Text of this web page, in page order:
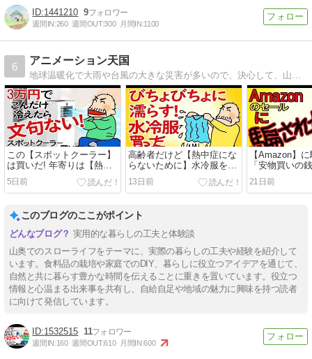
1441210 9
週間IN:260 週間OUT:300 月間IN:1100
6
アニメーション天国
この【スポットクーラー】
は買いだ! 年寄りは【熱中
症】にならんように命は自
分で守ろう! 【老後は年金
で田舎暮らし】
5日前
高齢者だけど【熱中症にな
らないために】水冷服を買
ってみた 2267円クールベ
スト 着て見ました【老後は
年金で田舎暮らし】
13日前
【Amazon】
「安物買いの
アルな動画で
金で田舎暮ら
21日前
このブログのここがポイント
実用的な暮らしの工夫と体験談
山奥でのスローライフをテーマに、実際の暮らしの工夫や経験を紹介して
います。食料品の栽培や家庭でのDIY、暮らしに役立つアイデアを通じて、
自然と共に暮らす豊かな時間を伝えることに重きを置いています。役立つ
情報と心温まる出来事を共有し、自給自足や地域の魅力に興味を持つ読者
に向けて発信しています。
1532515 11
週間IN:160 週間OUT:610 月間IN:600